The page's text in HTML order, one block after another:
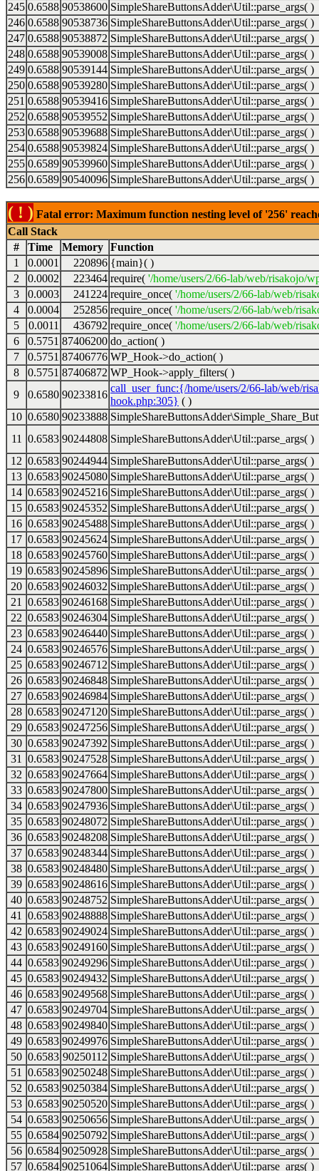
245 0.6588 90538600 SimpleShareButtonsAdder\Util::parse_args( )
246 0.6588 90538736 SimpleShareButtonsAdder\Util::parse_args( )
247 0.6588 90538872 SimpleShareButtonsAdder\Util::parse_args( )
248 0.6588 90539008 SimpleShareButtonsAdder\Util::parse_args( )
249 0.6588 90539144 SimpleShareButtonsAdder\Util::parse_args( )
250 0.6588 90539280 SimpleShareButtonsAdder\Util::parse_args( )
251 0.6588 90539416 SimpleShareButtonsAdder\Util::parse_args( )
252 0.6588 90539552 SimpleShareButtonsAdder\Util::parse_args( )
253 0.6588 90539688 SimpleShareButtonsAdder\Util::parse_args( )
254 0.6588 90539824 SimpleShareButtonsAdder\Util::parse_args( )
255 0.6589 90539960 SimpleShareButtonsAdder\Util::parse_args( )
256 0.6589 90540096 SimpleShareButtonsAdder\Util::parse_args( )
( ! ) Fatal error: Maximum function nesting level of '256'
Call Stack
#
Time Memory Function
1
0.0001 220896 {main}( )
2
0.0002 223464 require( '/home/users/2/66-lab/web/risakojo/
3
0.0003 241224 require_once( '/home/users/2/66-lab/web/
4
0.0004 252856 require_once( '/home/users/2/66-lab/web/
5
0.0011 436792 require_once( '/home/users/2/66-lab/web/
6
0.5751 87406200 do_action( )
7
0.5751 87406776 WP_Hook->do_action( )
8
0.5751 87406872 WP_Hook->apply_filters( )
9
0.6580 90233816
call_user_func:{/home/users/2/66-lab/web/
hook.php:305} ( )
10 0.6580 90233888
11
0.6583 90244808 SimpleShareButtonsAdder\Util::parse_args( )
12 0.6583 90244944 SimpleShareButtonsAdder\Util::parse_args( )
13 0.6583 90245080 SimpleShareButtonsAdder\Util::parse_args( )
14 0.6583 90245216 SimpleShareButtonsAdder\Util::parse_args( )
15 0.6583 90245352 SimpleShareButtonsAdder\Util::parse_args( )
16 0.6583 90245488 SimpleShareButtonsAdder\Util::parse_args( )
17 0.6583 90245624 SimpleShareButtonsAdder\Util::parse_args( )
18 0.6583 90245760 SimpleShareButtonsAdder\Util::parse_args( )
19 0.6583 90245896 SimpleShareButtonsAdder\Util::parse_args( )
20 0.6583 90246032 SimpleShareButtonsAdder\Util::parse_args( )
21
0.6583 90246168 SimpleShareButtonsAdder\Util::parse_args( )
22 0.6583 90246304 SimpleShareButtonsAdder\Util::parse_args( )
23 0.6583 90246440 SimpleShareButtonsAdder\Util::parse_args( )
24 0.6583 90246576 SimpleShareButtonsAdder\Util::parse_args( )
25 0.6583 90246712 SimpleShareButtonsAdder\Util::parse_args( )
26 0.6583 90246848 SimpleShareButtonsAdder\Util::parse_args( )
27 0.6583 90246984 SimpleShareButtonsAdder\Util::parse_args( )
28 0.6583 90247120 SimpleShareButtonsAdder\Util::parse_args( )
29 0.6583 90247256 SimpleShareButtonsAdder\Util::parse_args( )
30 0.6583 90247392 SimpleShareButtonsAdder\Util::parse_args( )
31
0.6583 90247528 SimpleShareButtonsAdder\Util::parse_args( )
32 0.6583 90247664 SimpleShareButtonsAdder\Util::parse_args( )
33 0.6583 90247800 SimpleShareButtonsAdder\Util::parse_args( )
34 0.6583 90247936 SimpleShareButtonsAdder\Util::parse_args( )
35 0.6583 90248072 SimpleShareButtonsAdder\Util::parse_args( )
36 0.6583 90248208 SimpleShareButtonsAdder\Util::parse_args( )
37 0.6583 90248344 SimpleShareButtonsAdder\Util::parse_args( )
38 0.6583 90248480 SimpleShareButtonsAdder\Util::parse_args( )
39 0.6583 90248616 SimpleShareButtonsAdder\Util::parse_args( )
40 0.6583 90248752 SimpleShareButtonsAdder\Util::parse_args( )
41
0.6583 90248888 SimpleShareButtonsAdder\Util::parse_args( )
42 0.6583 90249024 SimpleShareButtonsAdder\Util::parse_args( )
43 0.6583 90249160 SimpleShareButtonsAdder\Util::parse_args( )
44 0.6583 90249296 SimpleShareButtonsAdder\Util::parse_args( )
45 0.6583 90249432 SimpleShareButtonsAdder\Util::parse_args( )
46 0.6583 90249568 SimpleShareButtonsAdder\Util::parse_args( )
47 0.6583 90249704 SimpleShareButtonsAdder\Util::parse_args( )
48 0.6583 90249840 SimpleShareButtonsAdder\Util::parse_args( )
49 0.6583 90249976 SimpleShareButtonsAdder\Util::parse_args( )
50 0.6583 90250112 SimpleShareButtonsAdder\Util::parse_args( )
51
0.6583 90250248 SimpleShareButtonsAdder\Util::parse_args( )
52 0.6583 90250384 SimpleShareButtonsAdder\Util::parse_args( )
53 0.6583 90250520 SimpleShareButtonsAdder\Util::parse_args( )
54 0.6583 90250656 SimpleShareButtonsAdder\Util::parse_args( )
55 0.6584 90250792 SimpleShareButtonsAdder\Util::parse_args( )
56 0.6584 90250928 SimpleShareButtonsAdder\Util::parse_args( )
57 0.6584 90251064 SimpleShareButtonsAdder\Util::parse_args( )